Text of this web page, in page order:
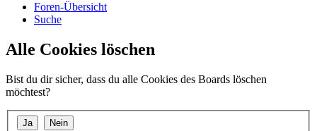
Foren-Übersicht
Suche
Alle Cookies löschen
Bist du dir sicher, dass du alle Cookies des Boards löschen
möchtest?